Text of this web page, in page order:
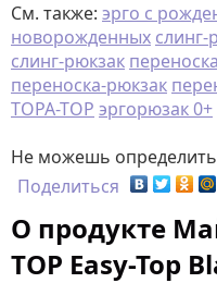
См. также: эрго с
новорожденных
слинг-рюкзак
переноска-рюкзак
TOPA-TOP эргорюзак 0+
Не можешь
Поделиться
О продукте
TOP Easy-Top